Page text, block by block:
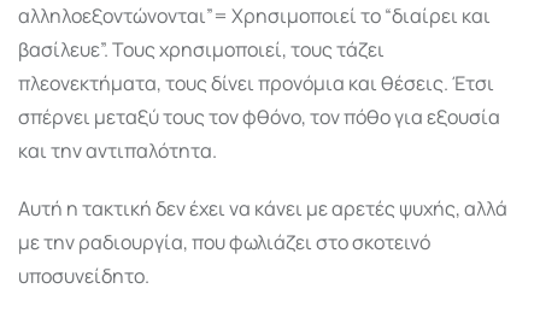
αλληλοεξοντώνονται”= Χρησιμοποιεί το “διαίρει και
βασίλευε”. Τους χρησιμοποιεί, τους τάζει
πλεονεκτήματα, τους δίνει προνόμια και θέσεις. Έτσι
σπέρνει μεταξύ τους τον φθόνο, τον πόθο για εξουσία
και την αντιπαλότητα.
Αυτή η τακτική δεν έχει να κάνει με αρετές ψυχής, αλλά
με την ραδιουργία, που φωλιάζει στο σκοτεινό
υποσυνείδητο.